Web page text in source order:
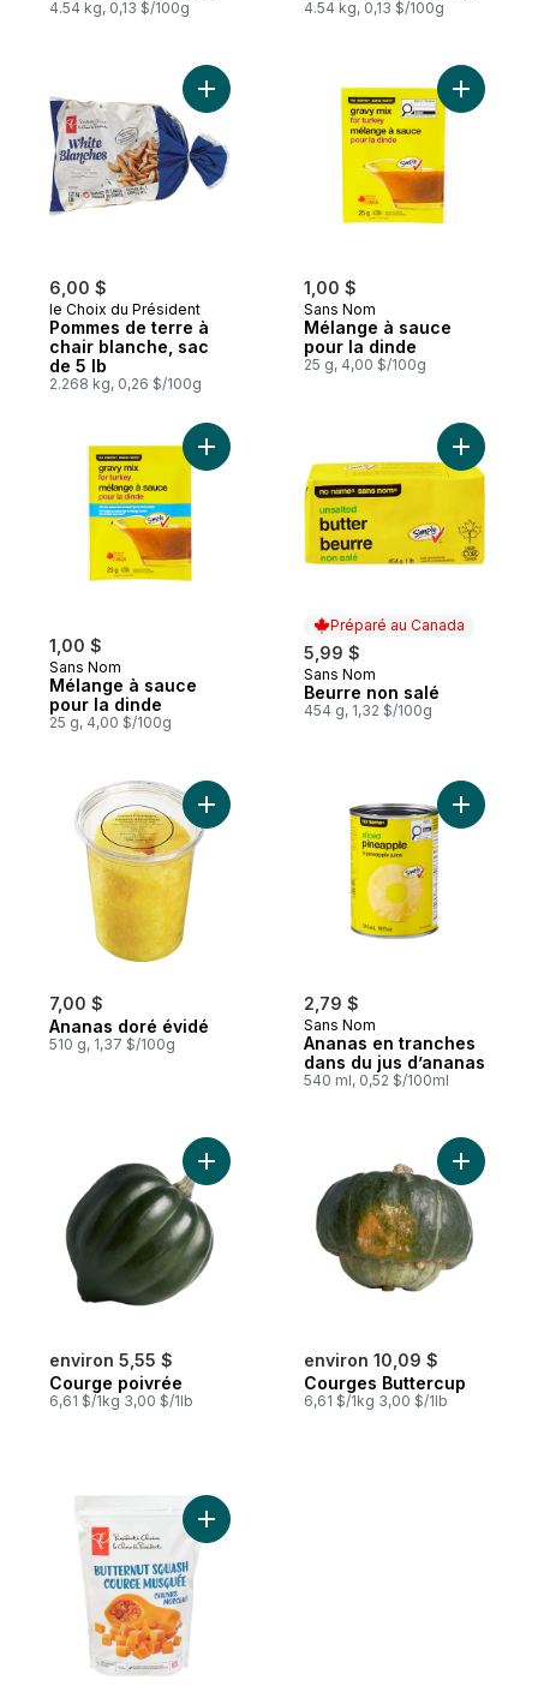
4.54 kg, 0,13 $/100g 4.54 kg, 0,13 $/100g
6,00 $
le Choix du Président
Pommes de terre à
chair blanche, sac
de 5 lb
2.268 kg, 0,26 $/100g
Ajouter Pommes de terre à chair
1,00 $
Sans Nom
Mélange à sauce
pour la dinde
25 g, 4,00 $/100g
Ajouter
1,00 $
Sans Nom
Mélange à sauce
pour la dinde
25 g, 4,00 $/100g
Ajouter Mélange à sauce pour la dinde
Préparé au Canada
5,99 $
Préparé au Canada
Sans Nom
Beurre non salé
454 g, 1,32 $/100g
Ajouter
7,00 $
Ananas doré évidé
510 g, 1,37 $/100g
Ajouter Ananas doré évidé au panier
2,79 $
Sans Nom
Ananas en tranches
dans du jus d’ananas
540 ml, 0,52 $/100ml
Ajouter
environ 5,55 $
Courge poivrée
6,61 $/1kg 3,00 $/1lb
Ajouter Courge poivrée au panier
environ 10,09 $
Courges Buttercup
6,61 $/1kg 3,00 $/1lb
Ajouter
Ajouter Courge musquée en morceaux